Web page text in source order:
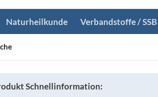
Naturheilkunde Verbandstoffe / SSB
Schnellinformation: